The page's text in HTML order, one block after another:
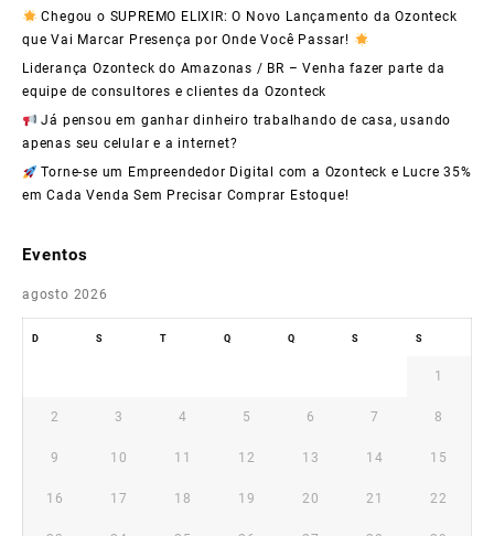
con
Nuestro
Programa
de
Chegou o SUPREMO ELIXIR: O Novo Lançamento da Ozonteck
que Vai Marcar Presença por Onde Você Passar!
Liderança Ozonteck do Amazonas / BR – Venha fazer parte da
equipe de consultores e clientes da Ozonteck
Já pensou em ganhar dinheiro trabalhando de casa, usando
apenas seu celular e a internet?
Torne-se um Empreendedor Digital com a Ozonteck e Lucre 35%
em Cada Venda Sem Precisar Comprar Estoque!
Eventos
agosto 2026
D S T Q Q S S
1
2 3 4 5 6 7 8
9 10 11 12 13 14 15
16 17 18 19 20 21 22